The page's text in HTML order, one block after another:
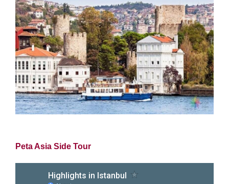
Peta Asia Side Tour